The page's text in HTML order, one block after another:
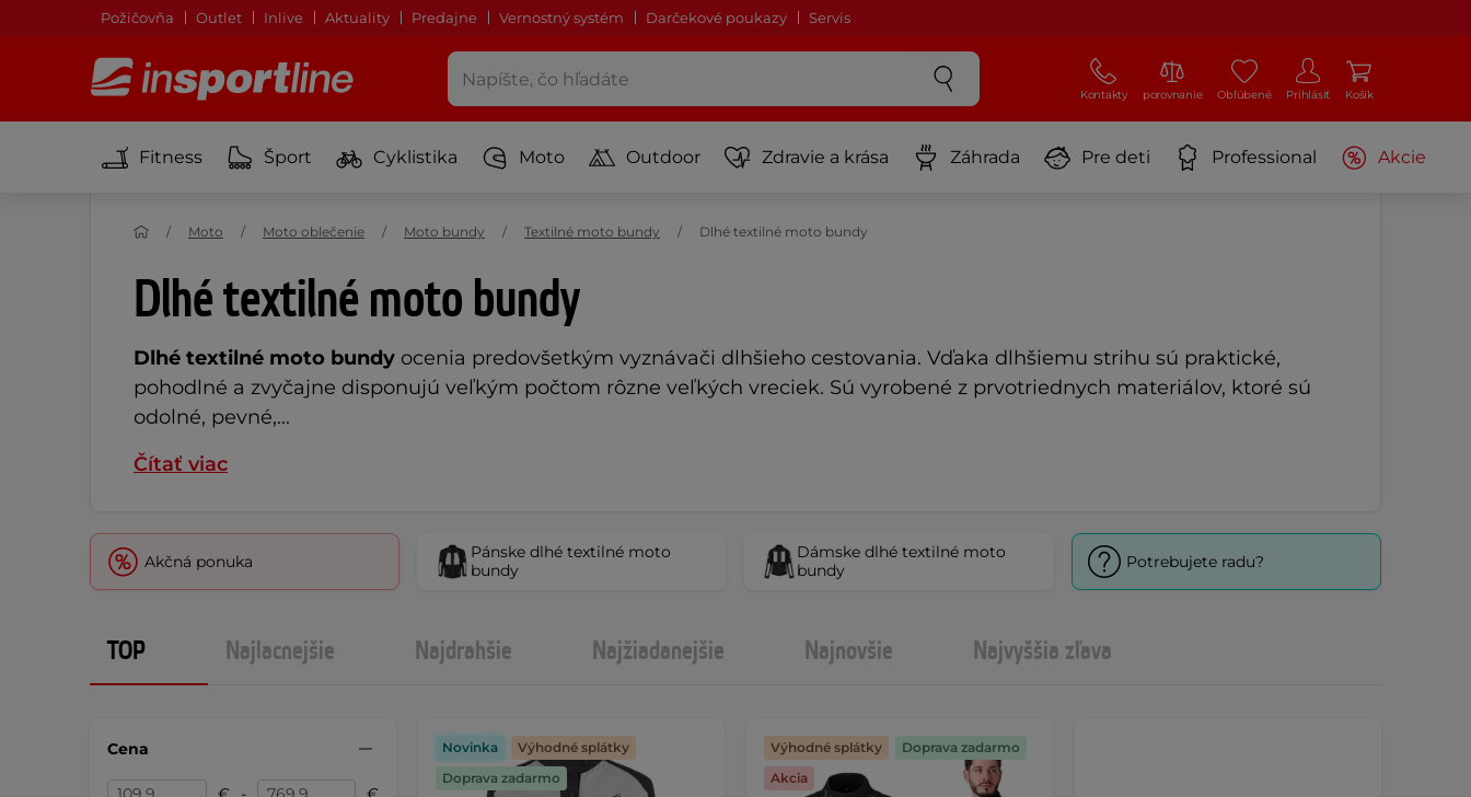
Požičovňa Outlet Inlive Aktuality Predajne Vernostný systém Darčekové poukazy Servis
Kontakty porovnanie Obľúbené Prihlásiť Košík
Fitness Šport Cyklistika Moto Outdoor Zdravie a krása Záhrada Pre deti Professional Akcie
Dlhé textilné moto bundy
Dlhé textilné moto bundy ocenia predovšetkým vyznávači dlhšieho cestovania. Vďaka dlhšiemu strihu sú praktické,
pohodlné a zvyčajne disponujú veľkým počtom rôzne veľkých vreciek. Sú vyrobené z prvotriednych materiálov, ktoré sú
odolné, pevné,...
Čítať viac
Moto Moto oblečenie Moto bundy Textilné moto bundy Dlhé textilné moto bundy
Akčná ponuka
Pánske dlhé textilné moto
bundy
Dámske dlhé textilné moto
bundy
Potrebujete radu?
TOP Najlacnejšie Najdrahšie Najžiadanejšie Najnovšie Najvyššia zľava
Cena Novinka
Výhodné splátky
Doprava zadarmo
Výhodné splátky
Doprava zadarmo
Akcia